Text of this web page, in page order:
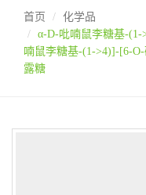
首页
化学品
α-D-吡喃鼠李糖基-
喃鼠李糖基-(1->4)]-[6-
露糖